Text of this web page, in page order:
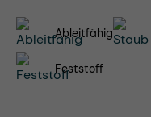
Ableitfähig
Feststoff